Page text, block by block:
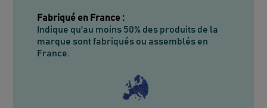
Fabriqué en France :
Indique qu'au moins 50% des produits de la
marque sont fabriqués ou assemblés en
France.